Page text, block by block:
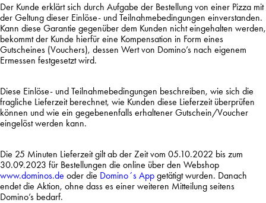
Der Kunde erklärt sich durch Aufgabe der Bestellung von einer Pizza mit
der Geltung dieser Einlöse- und Teilnahmebedingungen einverstanden.
Kann diese Garantie gegenüber dem Kunden nicht eingehalten werden,
bekommt der Kunde hierfür eine Kompensation in Form eines
Gutscheines (Vouchers), dessen Wert von Domino’s nach eigenem
Ermessen festgesetzt wird.
Diese Einlöse- und Teilnahmebedingungen beschreiben, wie sich die
fragliche Lieferzeit berechnet, wie Kunden diese Lieferzeit überprüfen
können und wie ein gegebenenfalls erhaltener Gutschein/Voucher
eingelöst werden kann.
Die 25 Minuten Lieferzeit gilt ab der Zeit vom 05.10.2022 bis zum
30.09.2023 für Bestellungen die online über den Webshop
www.dominos.de oder die Domino´s App getätigt wurden. Danach
endet die Aktion, ohne dass es einer weiteren Mitteilung seitens
Domino’s bedarf.